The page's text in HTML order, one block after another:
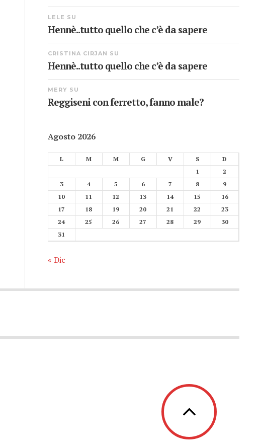
LELE SU
Hennè..tutto quello che c’è da sapere
CRISTINA CIRJAN SU
Hennè..tutto quello che c’è da sapere
MERY SU
Reggiseni con ferretto, fanno male?
Agosto 2026
L M M G V S
D
1
2
3
4 5 6 7 8
9
10
11 12 13 14 15
16
17
18 19 20 21 22
23
24
25 26 27 28 29
30
31
« Dic